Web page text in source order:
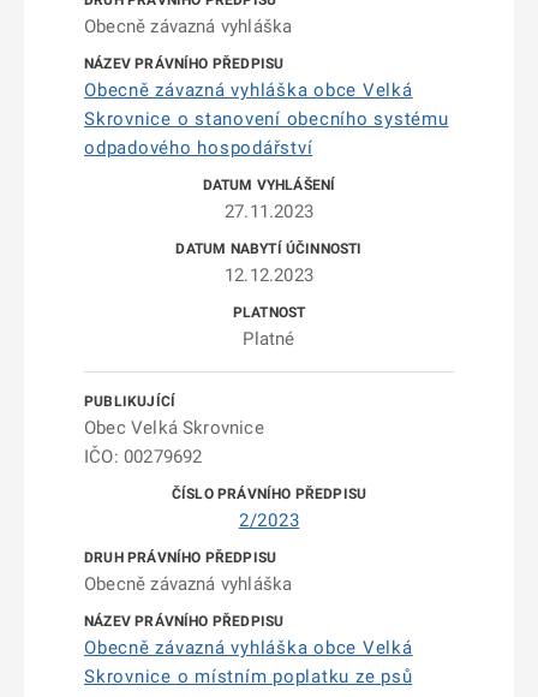
Obecně závazná vyhláška
Obecně závazná vyhláška obce Velká
Skrovnice o stanovení obecního systému
odpadového hospodářství
27.11.2023
12.12.2023
Platné
Obec Velká Skrovnice
IČO: 00279692
2/2023
Obecně závazná vyhláška
Obecně závazná vyhláška obce Velká
Skrovnice o místním poplatku ze psů